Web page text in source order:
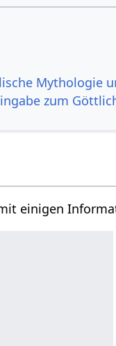
Mythologie
zum
einigen